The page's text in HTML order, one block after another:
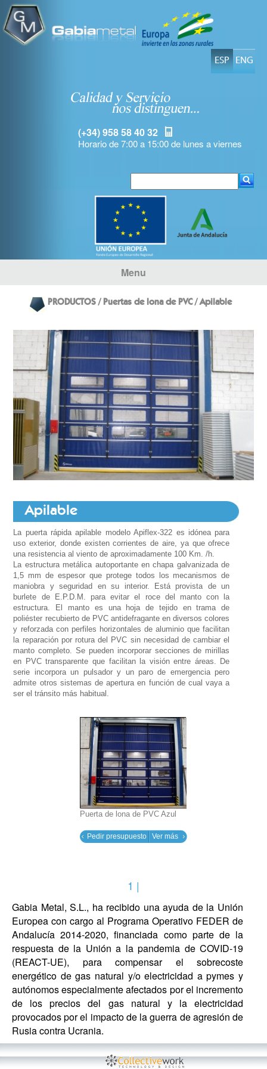
ESP ENG
(+34) 958 58 40 32
Horario de 7:00 a 15:00 de lunes a viernes
Menu
PRODUCTOS / Puertas de lona de PVC / Apilable
Apilable
La puerta rápida apilable modelo Apiflex-322 es idónea para
uso exterior, donde existen corrientes de aire, ya que ofrece
una resistencia al viento de aproximadamente 100 Km. /h.
La estructura metálica autoportante en chapa galvanizada de
1,5 mm de espesor que protege todos los mecanismos de
maniobra y seguridad en su interior. Está provista de un
burlete de E.P.D.M. para evitar el roce del manto con la
estructura. El manto es una hoja de tejido en trama de
poliéster recubierto de PVC antidefragante en diversos colores
y reforzada con perfiles horizontales de aluminio que facilitan
la reparación por rotura del PVC sin necesidad de cambiar el
manto completo. Se pueden incorporar secciones de mirillas
en PVC transparente que facilitan la visión entre áreas. De
serie incorpora un pulsador y un paro de emergencia pero
admite otros sistemas de apertura en función de cual vaya a
ser el tránsito más habitual.
Puerta de lona de PVC Azul
Pedir presupuesto Ver más
1 |
Gabia Metal, S.L., ha recibido una ayuda de la Unión
Europea con cargo al Programa Operativo FEDER de
Andalucía 2014-2020, financiada como parte de la
respuesta de la Unión a la pandemia de COVID-19
(REACT-UE), para compensar el sobrecoste
energético de gas natural y/o electricidad a pymes y
autónomos especialmente afectados por el incremento
de los precios del gas natural y la electricidad
provocados por el impacto de la guerra de agresión de
Rusia contra Ucrania.